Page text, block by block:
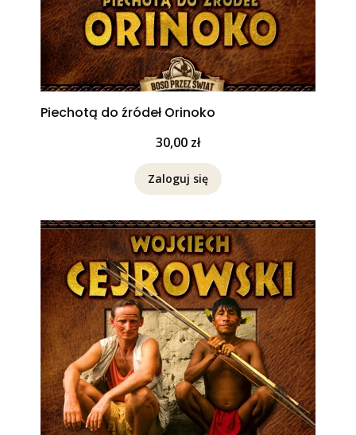
Piechotą do źródeł Orinoko
Cena
30,00 zł
Zaloguj się